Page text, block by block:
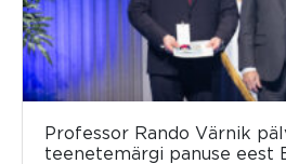
Professor Rando Värnik
teenetemärgi panuse eest